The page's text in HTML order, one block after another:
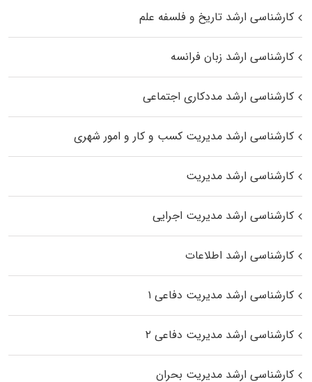
کارشناسی ارشد تاریخ و فلسفه علم
کارشناسی ارشد زبان فرانسه
کارشناسی ارشد مددکاری اجتماعی
کارشناسی ارشد مدیریت کسب و کار و امور شهری
کارشناسی ارشد مدیریت
کارشناسی ارشد مدیریت اجرایی
کارشناسی ارشد اطلاعات
کارشناسی ارشد مدیریت دفاعی ۱
کارشناسی ارشد مدیریت دفاعی ۲
کارشناسی ارشد مدیریت بحران